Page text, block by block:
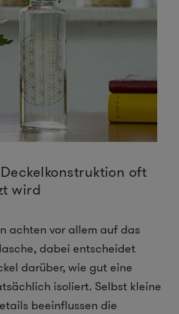
oft
wird
achten vor allem auf das
dabei entscheidet
darüber, wie gut eine
isoliert. Selbst kleine
beeinflussen die